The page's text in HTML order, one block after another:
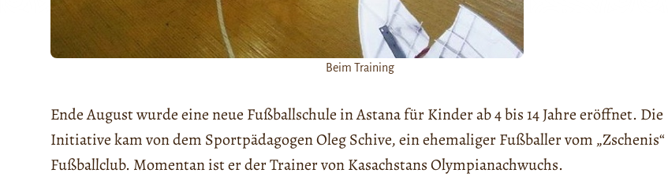
Beim Training
Ende August wurde eine neue Fußballschule in Astana für Kinder ab 4 bis 14 Jahre eröffnet. Die
Initiative kam von dem Sportpädagogen Oleg Schive, ein ehemaliger Fußballer vom „Zschenis“
Fußballclub. Momentan ist er der Trainer von Kasachstans Olympianachwuchs.